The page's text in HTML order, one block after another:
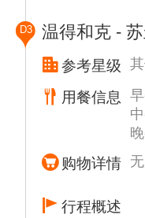
证。
【国会大厦花园
顶，屋顶露台
星空交织，兼具
【独立大街】
格建筑，集文
于一体， 展现
D3 温得和克 -
参考星级
用餐信息
购物详情
行程概述